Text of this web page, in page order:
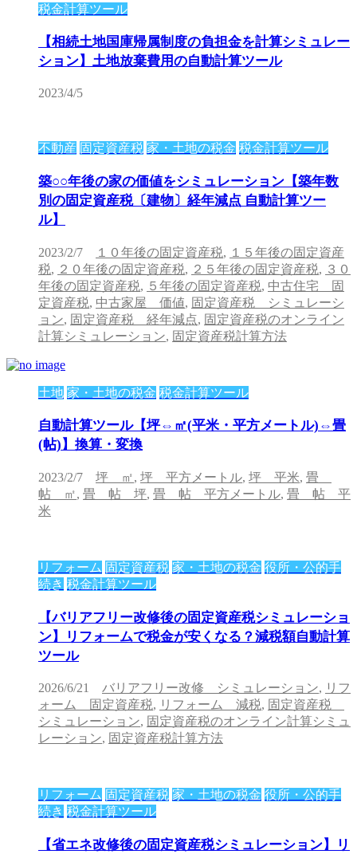
税金計算ツール
【相続土地国庫帰属制度の負担金を計算シミュレー
ション】土地放棄費用の自動計算ツール
2023/4/5
不動産 固定資産税 家・土地の税金 税金計算ツール
築○○年後の家の価値をシミュレーション【築年数
別の固定資産税〔建物〕経年減点 自動計算ツー
ル】
2023/2/7 １０年後の固定資産税, １５年後の固定資産
税, ２０年後の固定資産税, ２５年後の固定資産税, ３０
年後の固定資産税, ５年後の固定資産税, 中古住宅 固
定資産税, 中古家屋 価値, 固定資産税 シミュレーシ
ョン, 固定資産税 経年減点, 固定資産税のオンライン
計算シミュレーション, 固定資産税計算方法
土地 家・土地の税金 税金計算ツール
自動計算ツール【坪⇔㎡(平米・平方メートル)⇔畳
(帖)】換算・変換
2023/2/7 坪 ㎡, 坪 平方メートル, 坪 平米, 畳
帖 ㎡, 畳 帖 坪, 畳 帖 平方メートル, 畳 帖 平
米
リフォーム 固定資産税 家・土地の税金 役所・公的手
続き 税金計算ツール
【バリアフリー改修後の固定資産税シミュレーショ
ン】リフォームで税金が安くなる？減税額自動計算
ツール
2026/6/21 バリアフリー改修 シミュレーション, リフ
ォーム 固定資産税, リフォーム 減税, 固定資産税
シミュレーション, 固定資産税のオンライン計算シミュ
レーション, 固定資産税計算方法
リフォーム 固定資産税 家・土地の税金 役所・公的手
続き 税金計算ツール
【省エネ改修後の固定資産税シミュレーション】リ